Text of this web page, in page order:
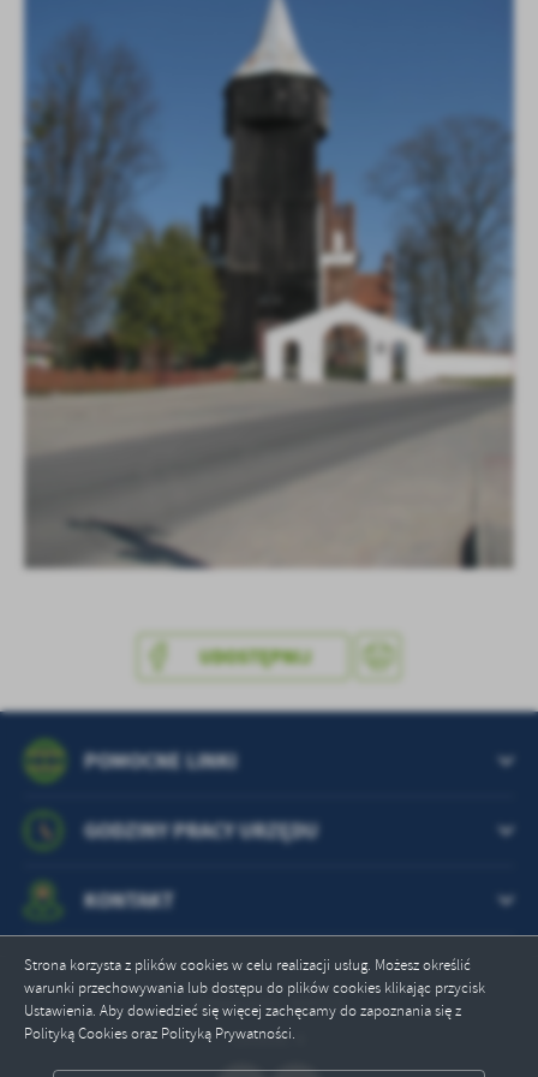
Strona korzysta z plików cookies w celu realizacji usług. Możesz określić
warunki przechowywania lub dostępu do plików cookies klikając przycisk
Ustawienia. Aby dowiedzieć się więcej zachęcamy do zapoznania się z
Polityką Cookies oraz Polityką Prywatności.
treści w postaci wiadomości, ofert, komunikatów mediów
UDOSTĘPNIJ
POMOCNE LINKI
GODZINY PRACY URZĘDU
KONTAKT
Odwiedzin: 369319
Online: 4